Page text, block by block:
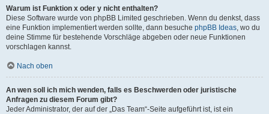
Warum ist Funktion x oder y nicht enthalten?
Diese Software wurde von phpBB Limited geschrieben. Wenn du denkst, dass
eine Funktion implementiert werden sollte, dann besuche phpBB Ideas, wo du
deine Stimme für bestehende Vorschläge abgeben oder neue Funktionen
vorschlagen kannst.
Nach oben
An wen soll ich mich wenden, falls es Beschwerden oder juristische
Anfragen zu diesem Forum gibt?
Jeder Administrator, der auf der „Das Team“-Seite aufgeführt ist, ist ein